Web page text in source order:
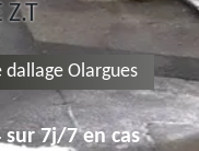
Olargues
7j/7 en cas